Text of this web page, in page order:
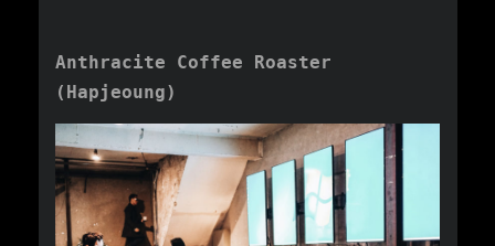
Anthracite Coffee Roaster
(Hapjeoung)